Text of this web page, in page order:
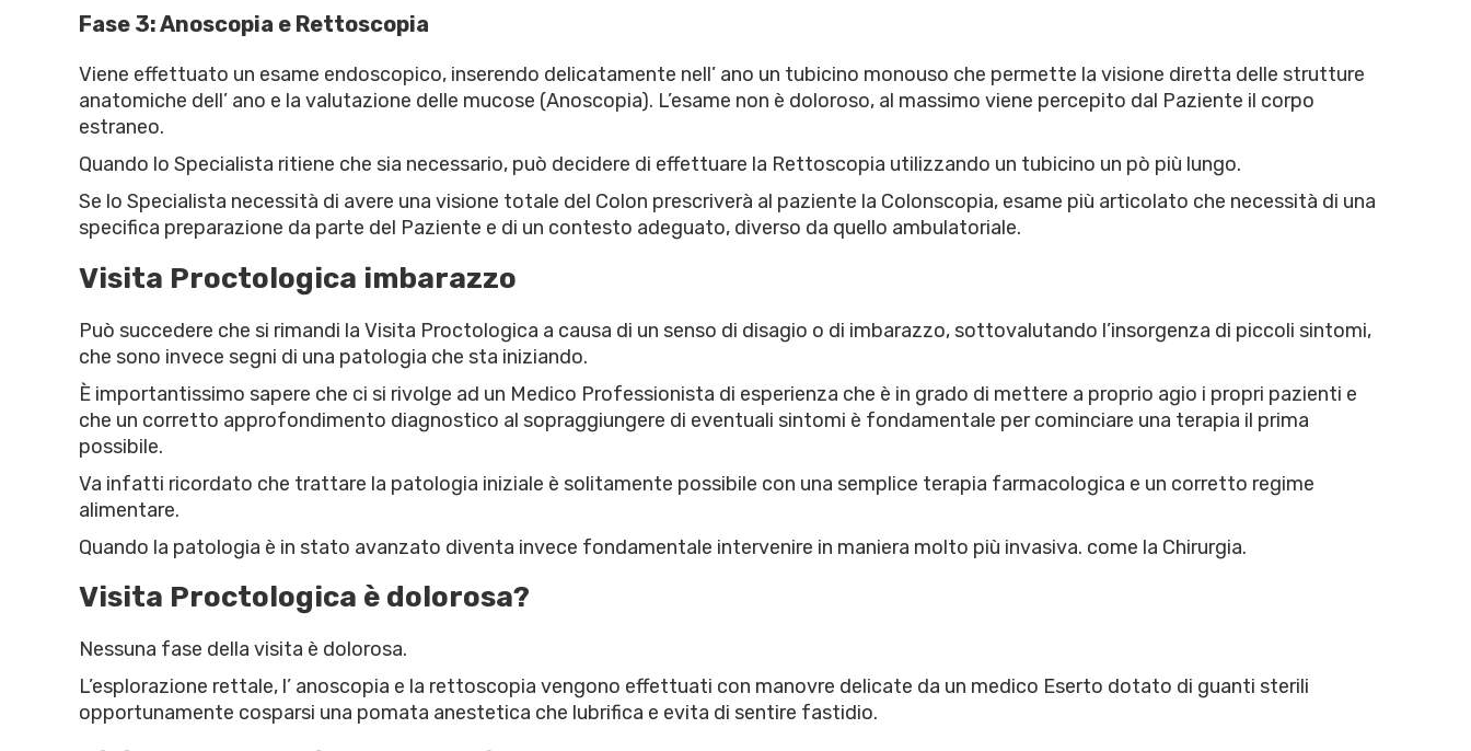
Fase 3: Anoscopia e Rettoscopia
Viene effettuato un esame endoscopico, inserendo delicatamente nell’ ano un tubicino monouso che permette la visione diretta delle strutture
anatomiche dell’ ano e la valutazione delle mucose (Anoscopia). L’esame non è doloroso, al massimo viene percepito dal Paziente il corpo
estraneo.
Quando lo Specialista ritiene che sia necessario, può decidere di effettuare la Rettoscopia utilizzando un tubicino un pò più lungo.
Se lo Specialista necessità di avere una visione totale del Colon prescriverà al paziente la Colonscopia, esame più articolato che necessità di una
specifica preparazione da parte del Paziente e di un contesto adeguato, diverso da quello ambulatoriale.
Visita Proctologica imbarazzo
Può succedere che si rimandi la Visita Proctologica a causa di un senso di disagio o di imbarazzo, sottovalutando l’insorgenza di piccoli sintomi,
che sono invece segni di una patologia che sta iniziando.
È importantissimo sapere che ci si rivolge ad un Medico Professionista di esperienza che è in grado di mettere a proprio agio i propri pazienti e
che un corretto approfondimento diagnostico al sopraggiungere di eventuali sintomi è fondamentale per cominciare una terapia il prima
possibile.
Va infatti ricordato che trattare la patologia iniziale è solitamente possibile con una semplice terapia farmacologica e un corretto regime
alimentare.
Quando la patologia è in stato avanzato diventa invece fondamentale intervenire in maniera molto più invasiva. come la Chirurgia.
Visita Proctologica è dolorosa?
Nessuna fase della visita è dolorosa.
L’esplorazione rettale, l’ anoscopia e la rettoscopia vengono effettuati con manovre delicate da un medico Eserto dotato di guanti sterili
opportunamente cosparsi una pomata anestetica che lubrifica e evita di sentire fastidio.